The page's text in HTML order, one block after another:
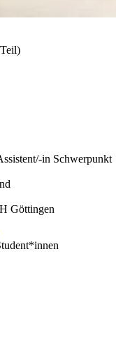
in Schwerpunkt
Göttingen